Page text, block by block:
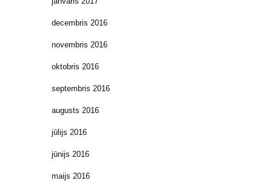
decembris 2016
novembris 2016
oktobris 2016
septembris 2016
augusts 2016
jūlijs 2016
jūnijs 2016
maijs 2016